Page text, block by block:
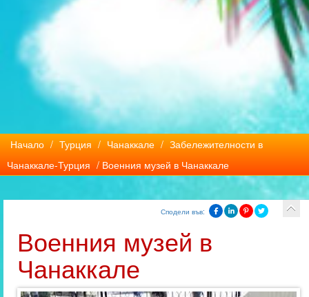
Начало / Турция / Чанаккале / Забележителности в
Чанаккале-Турция / Военния музей в Чанаккале
Сподели във:
Военния музей в
Чанаккале